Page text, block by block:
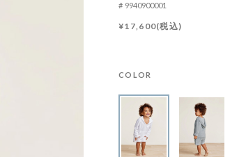
9940900001
¥17,600(税込)
COLOR